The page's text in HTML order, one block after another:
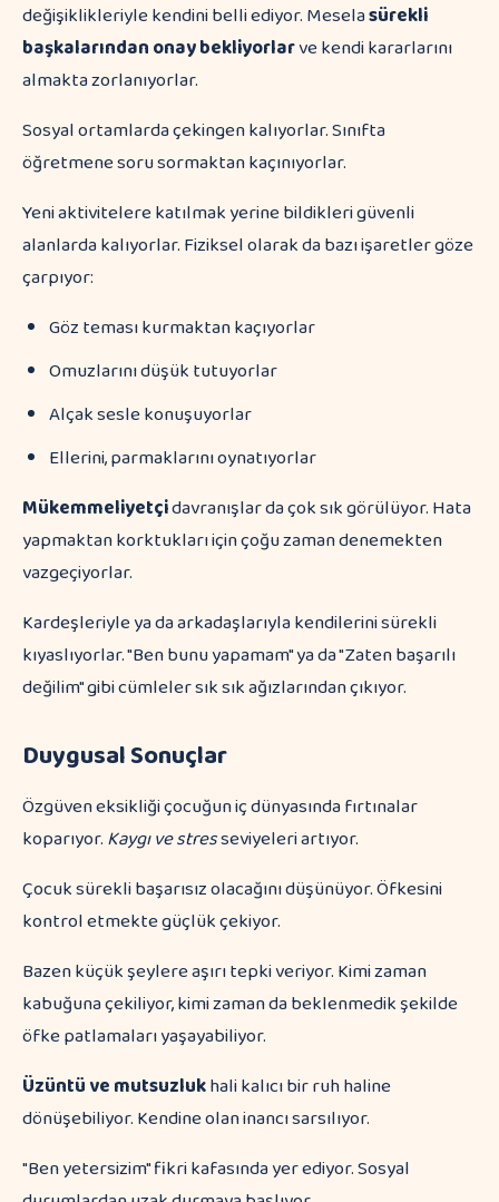
değişiklikleriyle kendini belli ediyor. Meselasürekli
başkalarından onay bekliyorlarve kendi kararlarını
almakta zorlanıyorlar.
Sosyal ortamlarda çekingen kalıyorlar. Sınıfta
öğretmene soru sormaktan kaçınıyorlar.
Yeni aktivitelere katılmak yerine bildikleri güvenli
alanlarda kalıyorlar. Fiziksel olarak da bazı işaretler göze
çarpıyor:
Göz teması kurmaktan kaçıyorlar
Omuzlarını düşük tutuyorlar
Alçak sesle konuşuyorlar
Ellerini, parmaklarını oynatıyorlar
Mükemmeliyetçidavranışlar da çok sık görülüyor. Hata
yapmaktan korktukları için çoğu zaman denemekten
vazgeçiyorlar.
Kardeşleriyle ya da arkadaşlarıyla kendilerini sürekli
kıyaslıyorlar. "Ben bunu yapamam" ya da "Zaten başarılı
değilim" gibi cümleler sık sık ağızlarından çıkıyor.
Duygusal Sonuçlar
Özgüven eksikliği çocuğun iç dünyasında fırtınalar
koparıyor.Kaygı ve stresseviyeleri artıyor.
Çocuk sürekli başarısız olacağını düşünüyor. Öfkesini
kontrol etmekte güçlük çekiyor.
Bazen küçük şeylere aşırı tepki veriyor. Kimi zaman
kabuğuna çekiliyor, kimi zaman da beklenmedik şekilde
öfke patlamaları yaşayabiliyor.
Üzüntü ve mutsuzlukhali kalıcı bir ruh haline
dönüşebiliyor. Kendine olan inancı sarsılıyor.
"Ben yetersizim" fikri kafasında yer ediyor. Sosyal